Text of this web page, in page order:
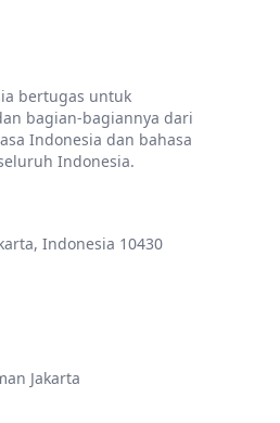
bertugas untuk
bagian-bagiannya dari
Indonesia dan bahasa
Indonesia.
Indonesia 10430
Jakarta